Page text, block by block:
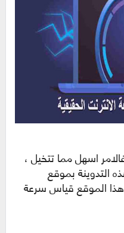
اسهل مما تتخيل ،
بموقع
هذا الموقع قياس سرعة